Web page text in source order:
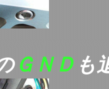
ＧＮＤ も